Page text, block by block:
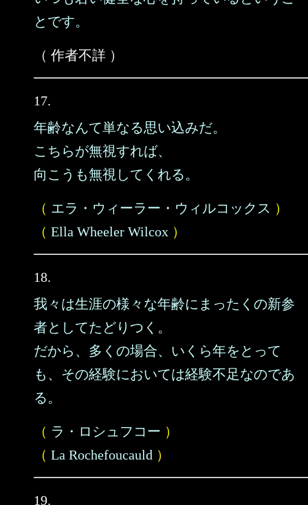
とです。
（ 作者不詳 ）
17.
年齢なんて単なる思い込みだ。
こちらが無視すれば、
向こうも無視してくれる。
（ エラ・ウィーラー・ウィルコックス ）
（ Ella Wheeler Wilcox ）
18.
我々は生涯の様々な年齢にまったくの新参
者としてたどりつく。
だから、多くの場合、いくら年をとって
も、その経験においては経験不足なのであ
る。
（ ラ・ロシュフコー ）
（ La Rochefoucauld ）
19.